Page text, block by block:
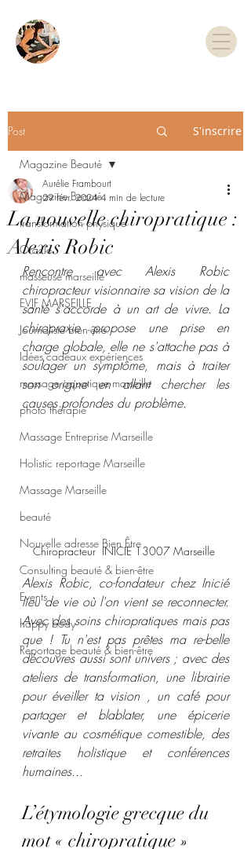
Post S'inscrire
Magazine Beauté
transformation physique
Oracle
masseuse marseille
EVJF MARSEILLE
Journaliste bien-être
Idées cadeaux expériences
massage aquatique marseille
photo thérapie
Massage Entreprise Marseille
Holistic reportage Marseille
Massage Marseille
beauté
Nouvelle adresse Bien Être
Consulting beauté & bien-être
Events
happy body
Reportage beauté & bien-être
Magazine Beauté
La nouvelle chiropratique :
Alexis Robic
Aurélie Frambourt
29 févr. 2024 4 min de lecture
Rencontre avec Alexis Robic
chiropracteur visionnaire sa vision de la
santé s'accorde à un art de vivre. La
chiropraxie propose une prise en
charge globale, elle ne s'attache pas à
soulager un symptôme, mais à traiter
son origine en allant chercher les
causes profondes du problème.
Chiropracteur  INICIÉ 13007 Marseille
Alexis Robic, co-fondateur chez Inicié
lieu de vie où l'on vient se reconnecter.
Avec des soins chiropratiques mais pas
que ! Tu n'est pas prêtes ma re-belle
découvres aussi sont univers ; avec des
ateliers de transformation, une librairie
pour éveiller ta vision , un café pour
partager et blablater, une épicerie
vivante au cosmétique comestible, des
retraites holistique et conférences
humaines...
L’étymologie grecque du
mot « chiropratique »